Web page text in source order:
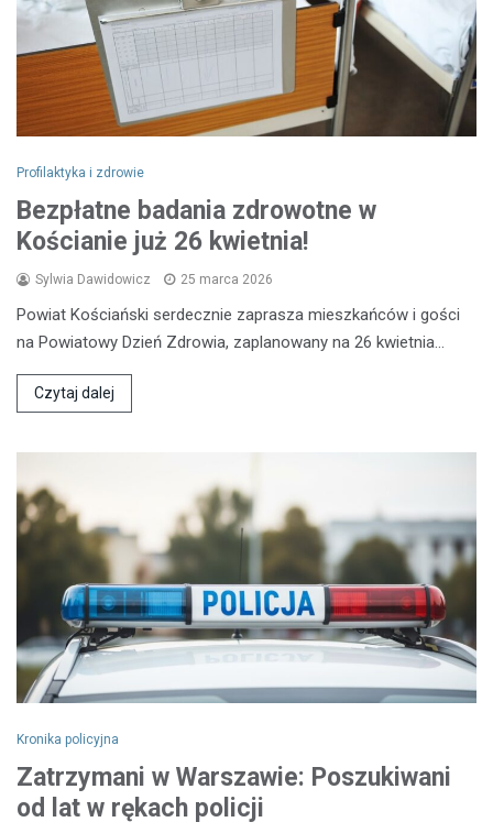
Profilaktyka i zdrowie
Bezpłatne badania zdrowotne w
Kościanie już 26 kwietnia!
Sylwia Dawidowicz 25 marca 2026
Powiat Kościański serdecznie zaprasza mieszkańców i gości
na Powiatowy Dzień Zdrowia, zaplanowany na 26 kwietnia…
Czytaj dalej
Kronika policyjna
Zatrzymani w Warszawie: Poszukiwani
od lat w rękach policji